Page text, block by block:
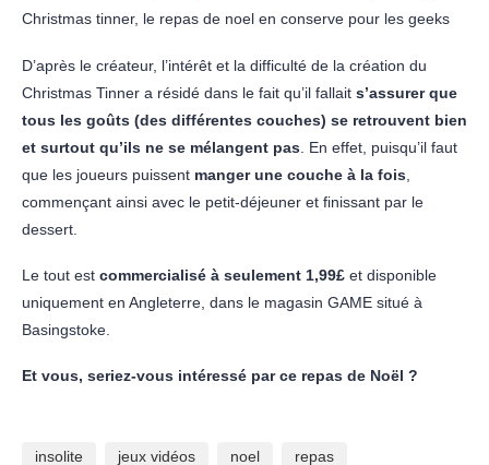
Christmas tinner, le repas de noel en conserve pour les geeks
D’après le créateur, l’intérêt et la difficulté de la création du
Christmas Tinner a résidé dans le fait qu’il fallait s’assurer que
tous les goûts (des différentes couches) se retrouvent bien
et surtout qu’ils ne se mélangent pas . En effet, puisqu’il faut
que les joueurs puissent manger une couche à la fois
commençant ainsi avec le petit-déjeuner et finissant par le
dessert.
Le tout est commercialisé à seulement 1,99£ et disponible
uniquement en Angleterre, dans le magasin GAME situé à
Basingstoke.
Et vous, seriez-vous intéressé par ce repas de Noël ?
insolite jeux vidéos noel repas